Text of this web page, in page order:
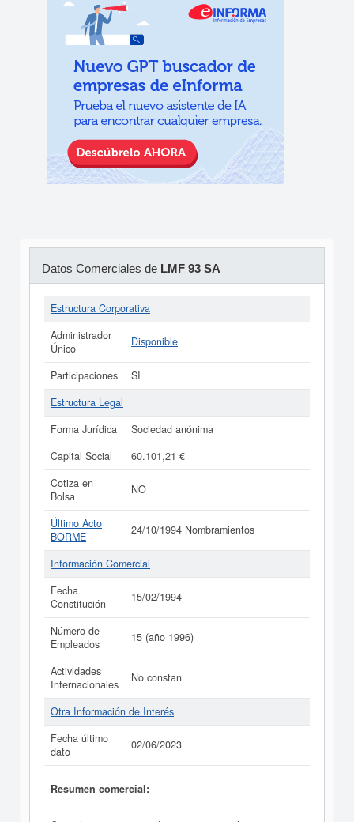
Datos Comerciales de LMF 93 SA
Estructura Corporativa
Administrador
Único
Disponible
Participaciones
SI
Estructura Legal
Forma Jurídica
Sociedad anónima
Capital Social
60.101,21 €
Cotiza en
Bolsa
NO
Último Acto
BORME
24/10/1994 Nombramientos
Información Comercial
Fecha
Constitución
15/02/1994
Número de
Empleados
15 (año 1996)
Actividades
Internacionales
No constan
Otra Información de Interés
Fecha último
dato
02/06/2023
Resumen comercial: